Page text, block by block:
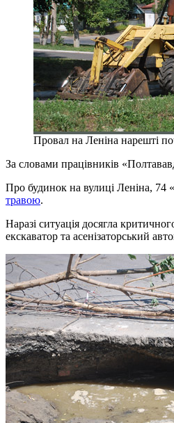
Провал на Леніна нарешті
За словами працівників
Про будинок на вулиці Леніна, 74
травою.
Наразі ситуація досягла
екскаватор та асенізаторський